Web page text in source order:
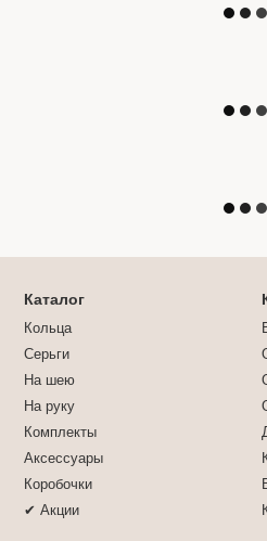
Каталог
Кольца
Серьги
На шею
На руку
Комплекты
Аксессуары
Коробочки
✔ Акции